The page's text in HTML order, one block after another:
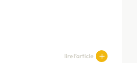
lire l’article